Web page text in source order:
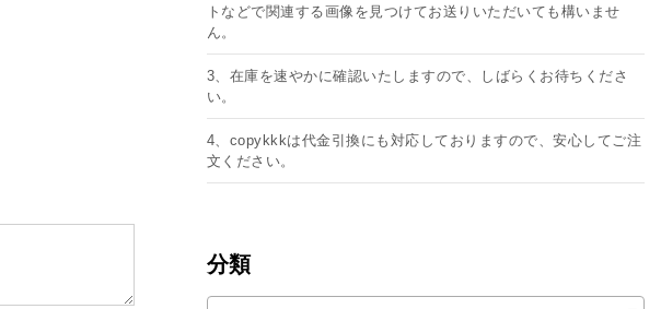
トなどで関連する画像を見つけてお送りいただいても構いませ
ん。
3、在庫を速やかに確認いたしますので、しばらくお待ちくださ
い。
4、copykkkは代金引換にも対応しておりますので、安心してご注
文ください。
分類